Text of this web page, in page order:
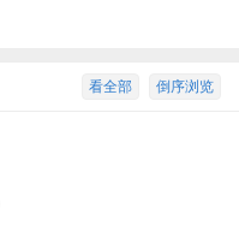
倒序浏览
看全部